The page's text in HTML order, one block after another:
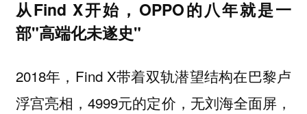
从Find X开始，OPPO的八年就是一
部"高端化未遂史"
2018年，Find X带着双轨潜望结构在巴黎卢
浮宫亮相，4999元的定价，无刘海全面屏，